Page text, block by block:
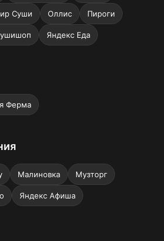
Суши Оллис Пироги
Яндекс Еда
Ферма
Малиновка Музторг
Яндекс Афиша